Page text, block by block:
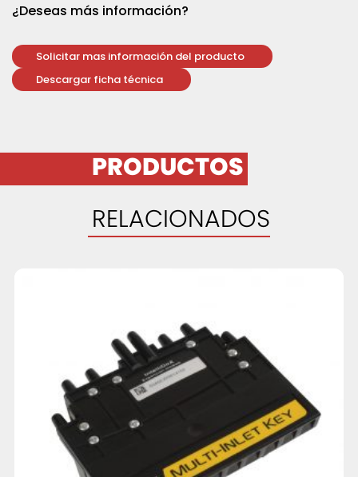
¿Deseas más información?
Solicitar mas información del producto
Descargar ficha técnica
PRODUCTOS
RELACIONADOS